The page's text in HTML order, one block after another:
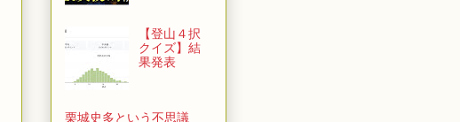
【登山４択
クイズ】結
果発表
栗城史多という不思議